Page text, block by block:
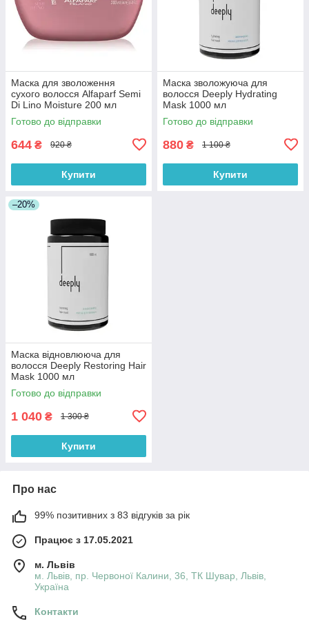
Маска для зволоження
сухого волосся Alfaparf Semi
Di Lino Moisture 200 мл
Готово до відправки
644 ₴ 920 ₴
Купити
Маска зволожуюча для
волосся Deeply Hydrating
Mask 1000 мл
Готово до відправки
880 ₴ 1 100 ₴
Купити
–20%
Маска відновлююча для
волосся Deeply Restoring Hair
Mask 1000 мл
Готово до відправки
1 040 ₴ 1 300 ₴
Купити
Про нас
99% позитивних з 83 відгуків за рік
Працює з 17.05.2021
м. Львів
м. Львів, пр. Червоної Калини, 36, ТК Шувар, Львів,
Україна
Контакти